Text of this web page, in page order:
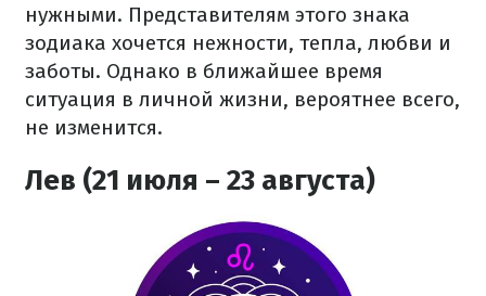
нужными. Представителям этого знака
зодиака хочется нежности, тепла, любви и
заботы. Однако в ближайшее время
ситуация в личной жизни, вероятнее всего,
не изменится.
Лев (21 июля – 23 августа)